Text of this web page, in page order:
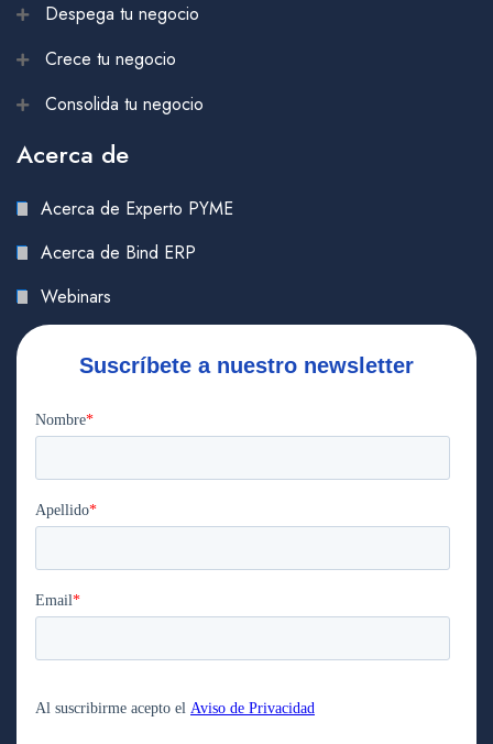
Despega tu negocio
Crece tu negocio
Consolida tu negocio
Acerca de
Acerca de Experto PYME
Acerca de Bind ERP
Webinars
Suscríbete a nuestro newsletter